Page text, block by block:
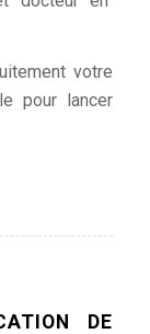
votre
pour lancer
DE